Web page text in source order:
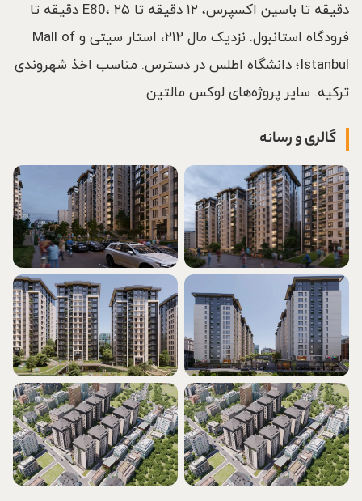
دقیقه تا باسین اکسپرس، ۱۲ دقیقه تا E80، ۲۵ دقیقه تا
فرودگاه استانبول. نزدیک مال ۲۱۲، استار سیتی و Mall of
Istanbul؛ دانشگاه اطلس در دسترس. مناسب اخذ شهروندی
ترکیه. سایر پروژه‌های لوکس مالتین
گالری و رسانه